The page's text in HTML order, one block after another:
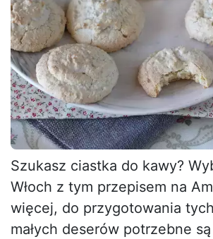
Szukasz ciastka do kawy?
Włoch z tym przepisem na
więcej, do przygotowania
małych deserów potrzebne